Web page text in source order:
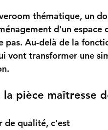
thématique, un
d'un espace
pas. Au-delà de la
vont transformer une
la pièce maîtresse
de qualité, c'est